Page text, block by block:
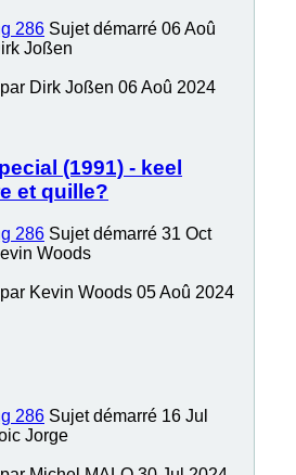
286 Sujet démarré 06 Aoû
Joßen
par Dirk Joßen 06 Aoû 2024
(1991) - keel
et quille?
286 Sujet démarré 31 Oct
Woods
par Kevin Woods 05 Aoû 2024
286 Sujet démarré 16 Jul
Jorge